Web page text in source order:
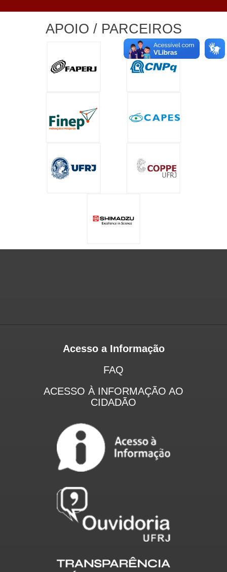
APOIO / PARCEIROS
Acesso a Informação
FAQ
ACESSO À INFORMAÇÃO AO
CIDADÃO